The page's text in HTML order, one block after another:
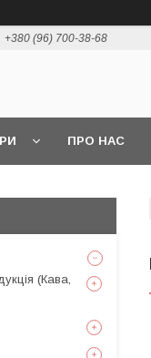
+380 (96) 700-38-68
ПРО НАС
(Кава,